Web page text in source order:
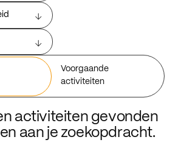
Voorgaande
activiteiten
activiteiten gevonden
aan je zoekopdracht.